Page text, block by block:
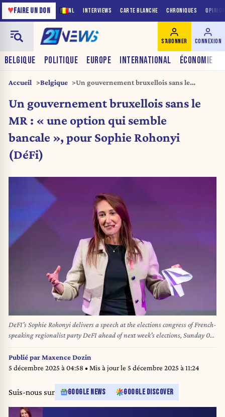
NL INTERVIEWS CARTE BLANCHE CHRONIQUES
♥FAIRE UN DON
BELGIQUE POLITIQUE EUROPE INTERNATIONAL ÉCONOMIE
S'ABONNER CONNEXION
Accueil Belgique
Un gouvernement bruxellois sans le
pour Sophie Rohonyi (DéFi)
Un gouvernement bruxellois sans le
MR : « une option qui semble
bancale », pour Sophie Rohonyi
(DéFi)
DeFI's Sophie Rohonyi delivers a speech at the elections congress of French-
speaking regionalist party DeFI ahead of next week's elections, Sunday 06
October 2024, in Nivelles. Next October 13th, Belgium holds local elections
to elect new municipal and provincial councils and mayors. BELGA
PHOTO NICOLAS MAETERLINCK
Publié parMaxence Dozin
5 décembre 2025 à 04:58 • Mis à jour le 5 décembre 2025 à 11:24
Suis-nous sur GOOGLE NEWS GOOGLE DISCOVER